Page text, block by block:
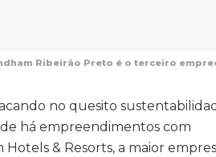
Ribeirão Preto é o terceiro
no quesito
há empreendimentos com
& Resorts, a maior